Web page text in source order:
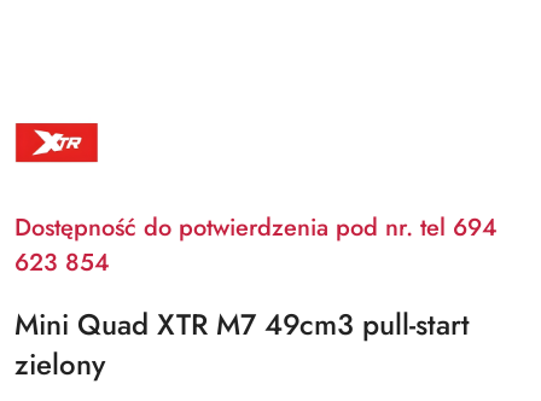
Dostępność do potwierdzenia pod nr. tel 694
623 854
Mini Quad XTR M7 49cm3 pull-start
zielony